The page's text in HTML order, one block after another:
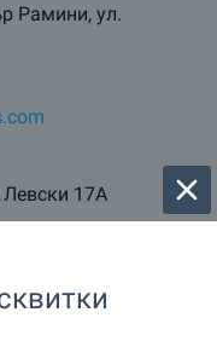
Рамини, ул.
Левски 17А